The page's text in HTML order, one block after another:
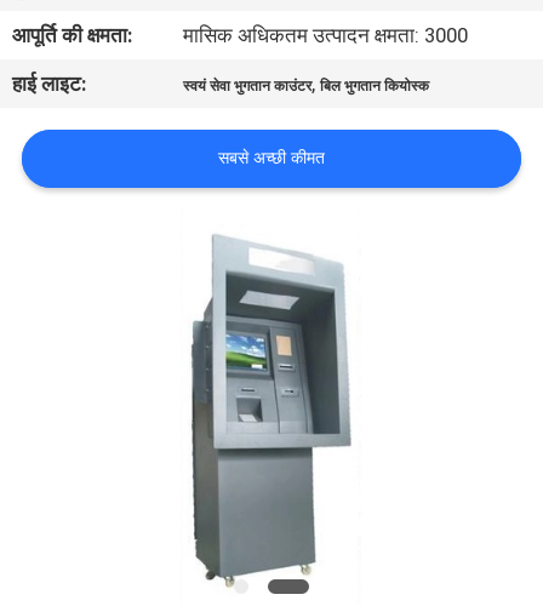
करें
एक
उद्धरण
की
आपूर्ति की क्षमता:
मासिक अधिकतम उत्पादन क्षमता: 3000
हाई लाइट:
स्वयं सेवा भुगतान काउंटर,बिल भुगतान कियोस्क
सबसे अच्छी कीमत